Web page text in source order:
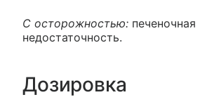
С осторожностью: печеночная
недостаточность.
Дозировка